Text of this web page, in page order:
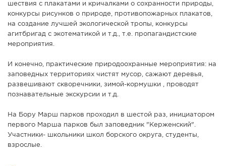
шествия с плакатами и кричалками о сохранности природы,
конкурсы рисунков о природе, противопожарных плакатов,
на создание лучшей экологической тропы, конкурсы
агитбригад с экотематикой и т.д., т.е. пропагандистские
мероприятия.
И конечно, практические природоохранные мероприятия: на
заповедных территориях чистят мусор, сажают деревья,
развешивают скворечники, зимой-кормушки , проводят
познавательные экскурсии и т.д.
На Бору Марш парков проходил в шестой раз, инициатором
первого Марша парков был заповедник "Керженский".
Участники- школьники школ борского округа, студенты,
взрослые.